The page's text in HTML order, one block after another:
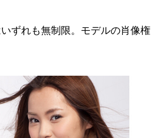
ずれも無制限。モデルの肖像権